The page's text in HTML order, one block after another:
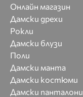
Онлайн магазин
Дамски дрехи
Рокли
Дамски блузи
Поли
Дамски манта
Дамски костюми
Дамски панталони